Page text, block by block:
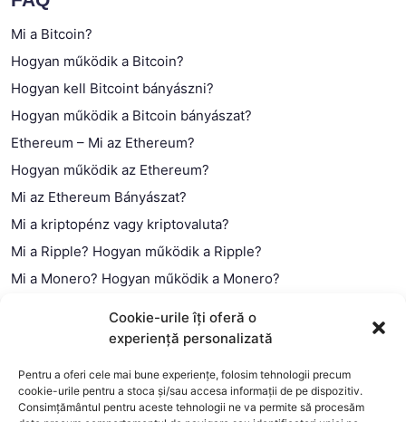
Cookie-urile îți oferă o
experiență personalizată
Pentru a oferi cele mai bune experiențe, folosim tehnologii precum
cookie-urile pentru a stoca și/sau accesa informații de pe dispozitiv.
Consimțământul pentru aceste tehnologii ne va permite să procesăm
Mi a Bitcoin?
Hogyan működik a Bitcoin?
Hogyan kell Bitcoint bányászni?
Hogyan működik a Bitcoin bányászat?
Ethereum – Mi az Ethereum?
Hogyan működik az Ethereum?
Mi az Ethereum Bányászat?
Mi a kriptopénz vagy kriptovaluta?
Mi a Ripple? Hogyan működik a Ripple?
Mi a Monero? Hogyan működik a Monero?
Mi a blokklánc (technológia)?